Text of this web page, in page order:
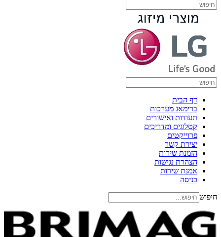
דף הבית
ברימאג מערכות
תעודות ואישורים
קטלוגים ומדריכים
פרוייקטים
יצירת קשר
הזמנת שירות
הצהרת נגישות
אמנת שירות
כניסה
חיפוש